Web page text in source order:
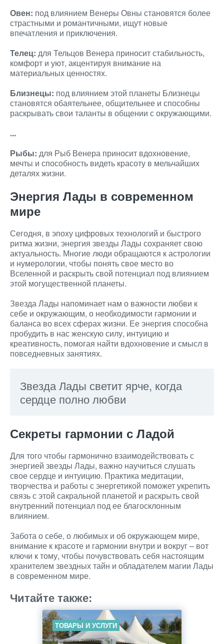
Овен: под влиянием Венеры Овны становятся более
страстными и романтичными, ищут новые
впечатления и приключения.
Телец: для Тельцов Венера приносит стабильность,
комфорт и уют, акцентируя внимание на
материальных ценностях.
Близнецы: под влиянием этой планеты Близнецы
становятся обаятельнее, общительнее и способны
раскрывать свои таланты в общении с окружающими.
...
Рыбы: для Рыб Венера приносит вдохновение,
мечты и способность видеть красоту в мельчайших
деталях жизни.
Энергия Лады в современном
мире
Сегодня, в эпоху цифровых технологий и быстрого
ритма жизни, энергия звезды Лады сохраняет свою
актуальность. Многие люди обращаются к астрологии
и нумерологии, чтобы понять свое место во
Вселенной и раскрыть свой потенциал под влиянием
этой могущественной планеты.
Звезда Лады напоминает нам о важности любви к
себе и окружающим, о необходимости гармонии и
баланса во всех сферах жизни. Ее энергия способна
пробудить в нас женскую силу, интуицию и
креативность, помогая найти вдохновение и смысл в
повседневных занятиях.
Звезда Лады светит ярче, когда
сердце полно любви
Секреты гармонии с Ладой
Для того чтобы гармонично взаимодействовать с
энергией звезды Лады, важно научиться слушать
свое сердце и интуицию. Практика медитации,
творчества и работы с энергетикой поможет укрепить
связь с этой сакральной планетой и раскрыть свой
внутренний потенциал под ее благосклонным
влиянием.
Забота о себе, о любимых и об окружающем мире,
внимание к красоте и гармонии внутри и вокруг – вот
ключи к тому, чтобы почувствовать себя настоящим
хранителем звездных тайн и обладателем магии Лады
в современном мире.
Читайте также:
ТОВАРЫ И УСЛУГИ